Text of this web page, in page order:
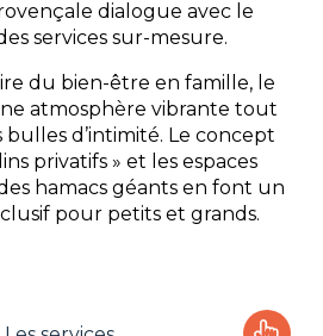
dialogue avec le
services sur-mesure.
du bien-être en famille, le
atmosphère vibrante tout
d’intimité. Le concept
privatifs » et les espaces
hamacs géants en font un
pour petits et grands.